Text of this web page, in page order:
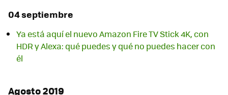
04 septiembre
Ya está aquí el nuevo Amazon Fire TV Stick 4K, con
HDR y Alexa: qué puedes y qué no puedes hacer con
él
Agosto 2019